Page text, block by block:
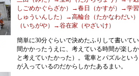
しごめかぐらざか）→春日（かすが）→学習
しゅういんした）→高輪台（たかなわだい
（いちがや）→谷在家（やざいけ）
簡単に30分ぐらいで決めたふりして書いて
間かかったうえに、考えている時間が楽し
と考えていたかった）。電車とパズルとい
が入っているのだからしかたあるまい。